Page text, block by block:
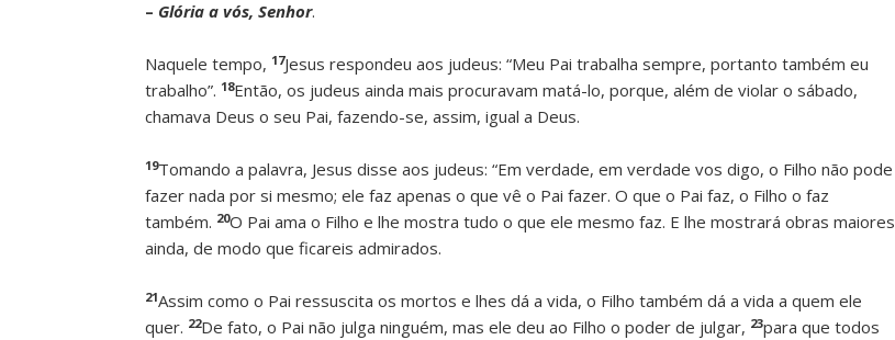
– Glória a vós, Senhor.
Naquele tempo, 17Jesus respondeu aos judeus: “Meu Pai trabalha sempre, portanto também eu
trabalho”. 18Então, os judeus ainda mais procuravam matá-lo, porque, além de violar o sábado,
chamava Deus o seu Pai, fazendo-se, assim, igual a Deus.
19Tomando a palavra, Jesus disse aos judeus: “Em verdade, em verdade vos digo, o Filho não pode
fazer nada por si mesmo; ele faz apenas o que vê o Pai fazer. O que o Pai faz, o Filho o faz
também. 20O Pai ama o Filho e lhe mostra tudo o que ele mesmo faz. E lhe mostrará obras maiores
ainda, de modo que ficareis admirados.
21Assim como o Pai ressuscita os mortos e lhes dá a vida, o Filho também dá a vida a quem ele
quer. 22De fato, o Pai não julga ninguém, mas ele deu ao Filho o poder de julgar, 23para que todos